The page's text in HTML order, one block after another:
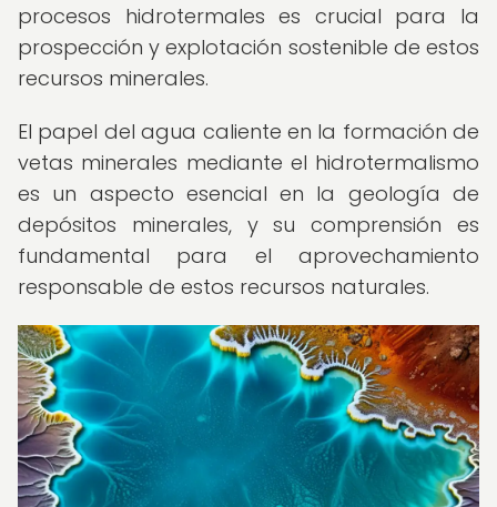
procesos hidrotermales es crucial para la
prospección y explotación sostenible de estos
recursos minerales.
El papel del agua caliente en la formación de
vetas minerales mediante el hidrotermalismo
es un aspecto esencial en la geología de
depósitos minerales, y su comprensión es
fundamental para el aprovechamiento
responsable de estos recursos naturales.